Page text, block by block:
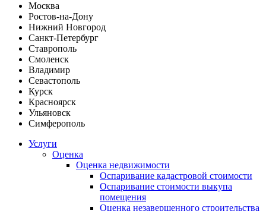
Москва
Ростов-на-Дону
Нижний Новгород
Санкт-Петербург
Ставрополь
Смоленск
Владимир
Севастополь
Курск
Красноярск
Ульяновск
Симферополь
Услуги
Оценка
Оценка недвижимости
Оспаривание кадастровой стоимости
Оспаривание стоимости выкупа
помещения
Оценка незавершенного строительства